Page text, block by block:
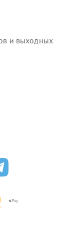
и выходных